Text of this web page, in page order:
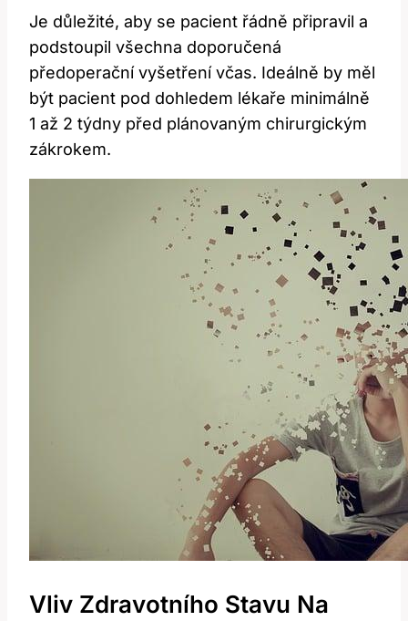
Je důležité, aby se pacient řádně připravil a
podstoupil všechna ‌doporučená‍
předoperační vyšetření⁢ včas. Ideálně by měl
být pacient pod dohledem lékaře minimálně
1 až 2 týdny před plánovaným chirurgickým
zákrokem.
Vliv ⁢zdravotního​ Stavu Na